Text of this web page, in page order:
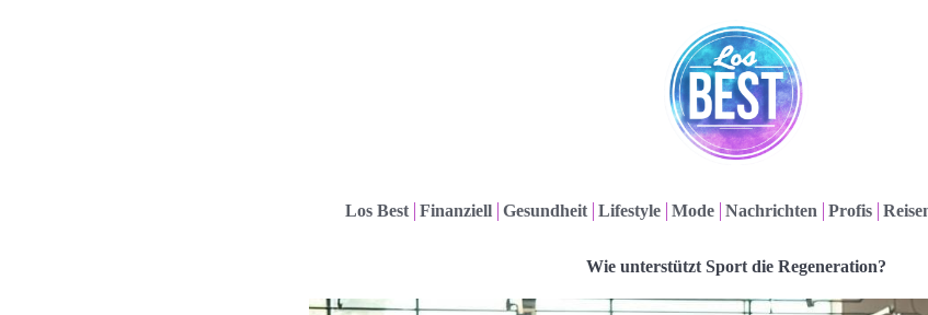
Los Best Finanziell Gesundheit Lifestyle Mode Nachrichten Profis
Wie unterstützt Sport die Regeneration?